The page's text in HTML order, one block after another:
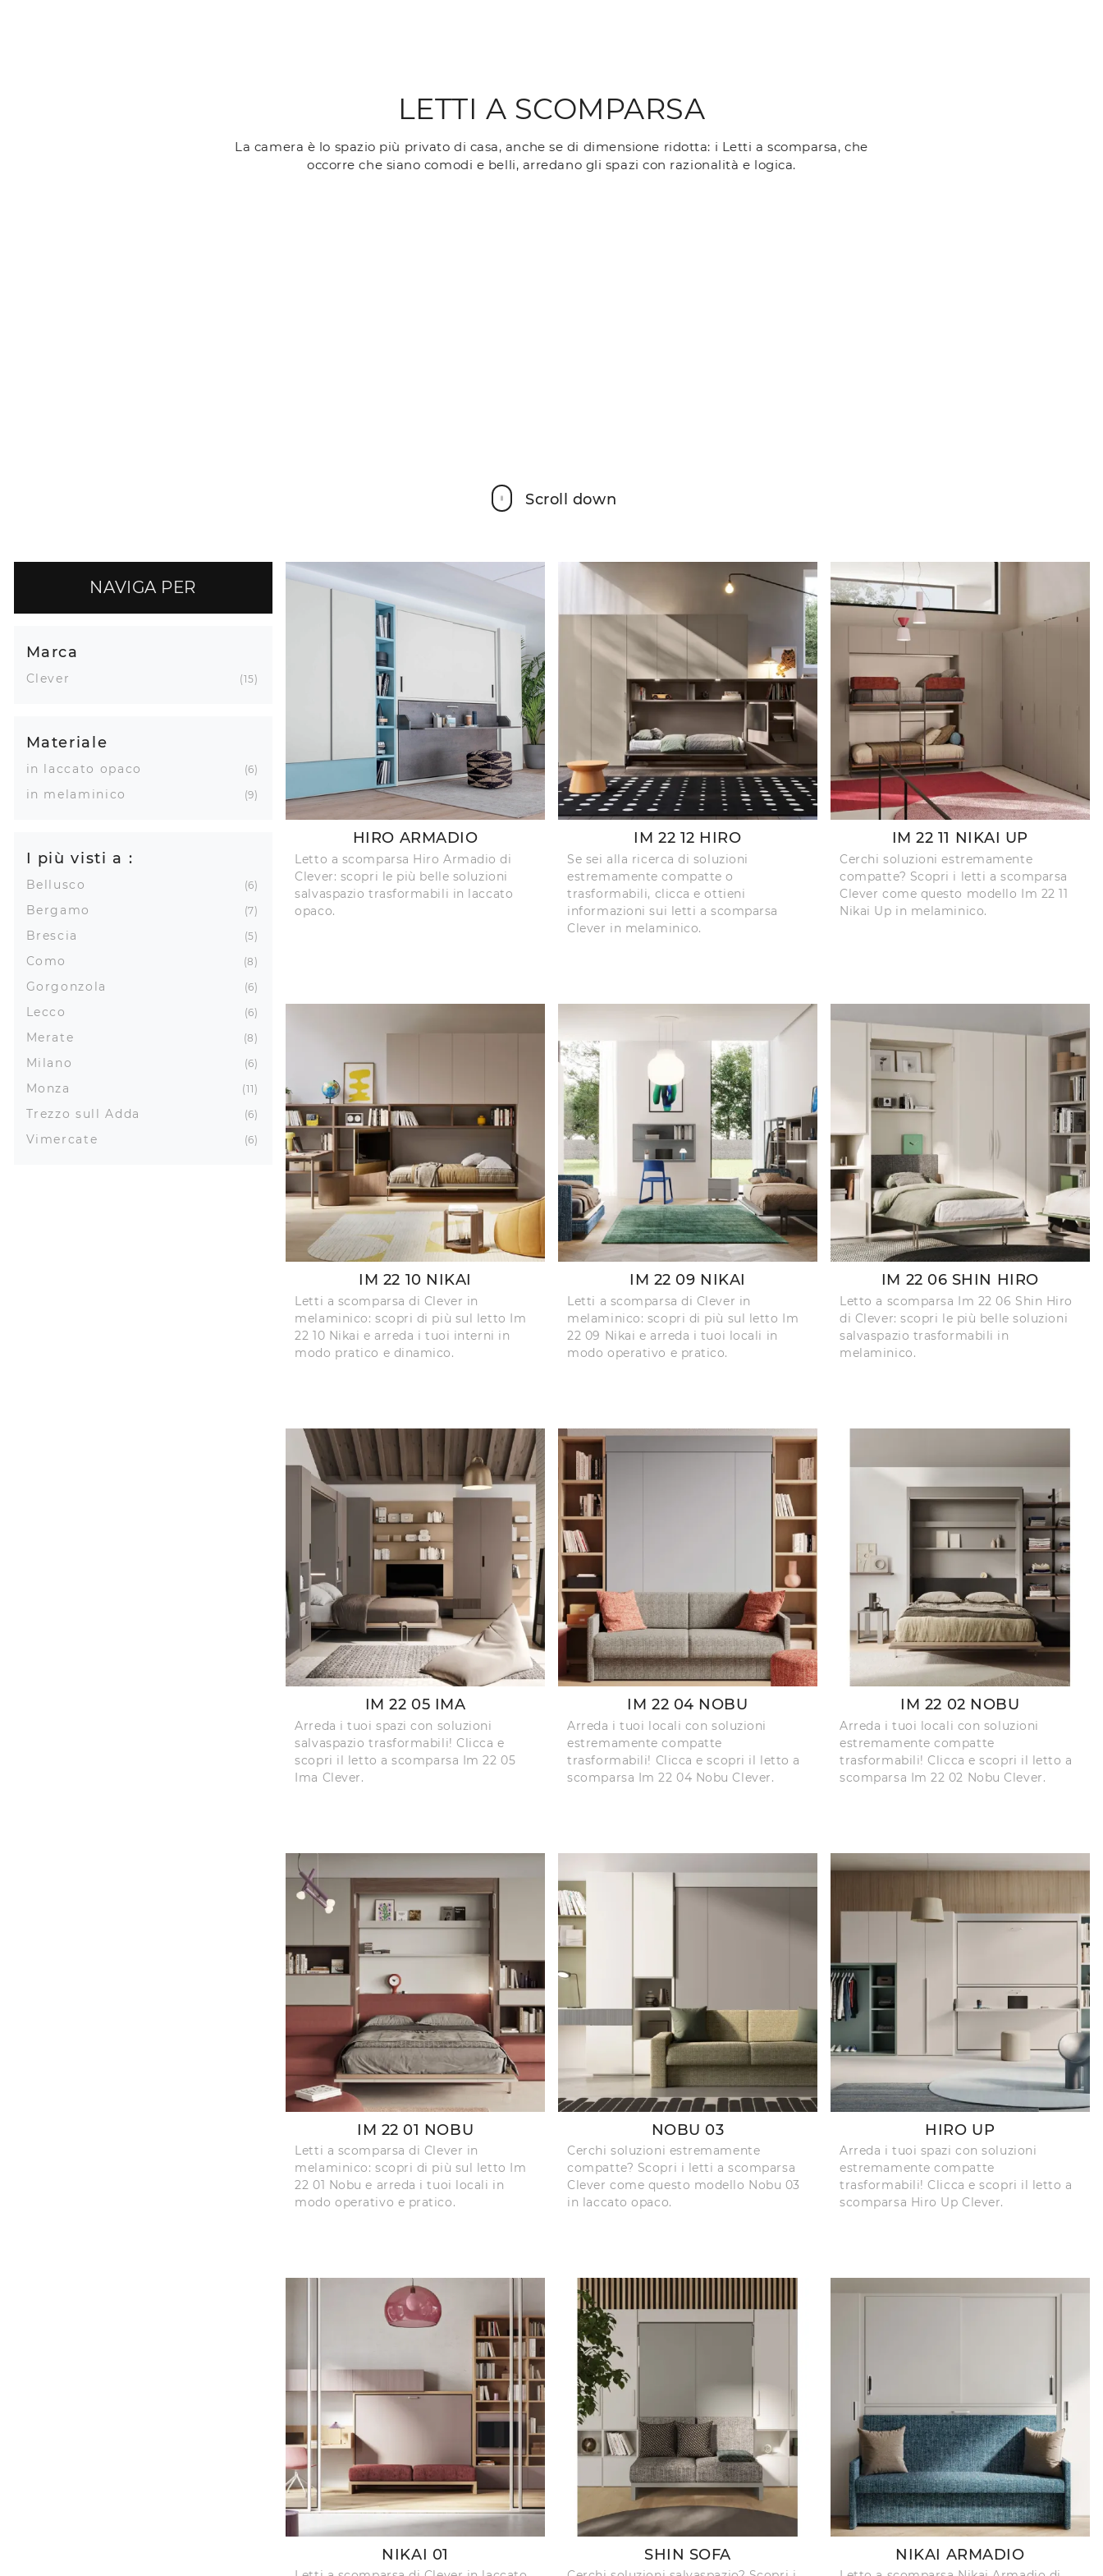
LETTI A SCOMPARSA
La camera è lo spazio più privato di casa, anche se di dimensione ridotta: i Letti a scomparsa, che
occorre che siano comodi e belli, arredano gli spazi con razionalità e logica.
Scroll down
NAVIGA PER
Marca
Clever 15
Materiale
in laccato opaco 6
in melaminico 9
I più visti a :
Bellusco 6
Bergamo 7
Brescia 5
Como 8
Gorgonzola 6
Lecco 6
Merate 8
Milano 6
Monza 11
Trezzo sull Adda 6
Vimercate 6
HIRO ARMADIO
Letto a scomparsa Hiro Armadio di
Clever: scopri le più belle soluzioni
salvaspazio trasformabili in laccato
opaco.
IM 22 12 HIRO
Se sei alla ricerca di soluzioni
estremamente compatte o
trasformabili, clicca e ottieni
informazioni sui letti a scomparsa
Clever in melaminico.
IM 22 11 NIKAI UP
Cerchi soluzioni estremamente
compatte? Scopri i letti a scomparsa
Clever come questo modello Im 22 11
Nikai Up in melaminico.
IM 22 10 NIKAI
Letti a scomparsa di Clever in
melaminico: scopri di più sul letto Im
22 10 Nikai e arreda i tuoi interni in
modo pratico e dinamico.
IM 22 09 NIKAI
Letti a scomparsa di Clever in
melaminico: scopri di più sul letto Im
22 09 Nikai e arreda i tuoi locali in
modo operativo e pratico.
IM 22 06 SHIN HIRO
Letto a scomparsa Im 22 06 Shin Hiro
di Clever: scopri le più belle soluzioni
salvaspazio trasformabili in
melaminico.
IM 22 05 IMA
Arreda i tuoi spazi con soluzioni
salvaspazio trasformabili! Clicca e
scopri il letto a scomparsa Im 22 05
Ima Clever.
IM 22 04 NOBU
Arreda i tuoi locali con soluzioni
estremamente compatte
trasformabili! Clicca e scopri il letto a
scomparsa Im 22 04 Nobu Clever.
IM 22 02 NOBU
Arreda i tuoi locali con soluzioni
estremamente compatte
trasformabili! Clicca e scopri il letto a
scomparsa Im 22 02 Nobu Clever.
IM 22 01 NOBU
Letti a scomparsa di Clever in
melaminico: scopri di più sul letto Im
22 01 Nobu e arreda i tuoi locali in
modo operativo e pratico.
NOBU 03
Cerchi soluzioni estremamente
compatte? Scopri i letti a scomparsa
Clever come questo modello Nobu 03
in laccato opaco.
HIRO UP
Arreda i tuoi spazi con soluzioni
estremamente compatte
trasformabili! Clicca e scopri il letto a
scomparsa Hiro Up Clever.
NIKAI 01 SHIN SOFA NIKAI ARMADIO